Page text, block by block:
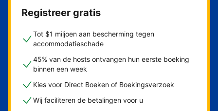
Registreer gratis
Tot $1 miljoen aan bescherming tegen
accommodatieschade
45% van de hosts ontvangen hun eerste boeking
binnen een week
Kies voor Direct Boeken of Boekingsverzoek
Wij faciliteren de betalingen voor u